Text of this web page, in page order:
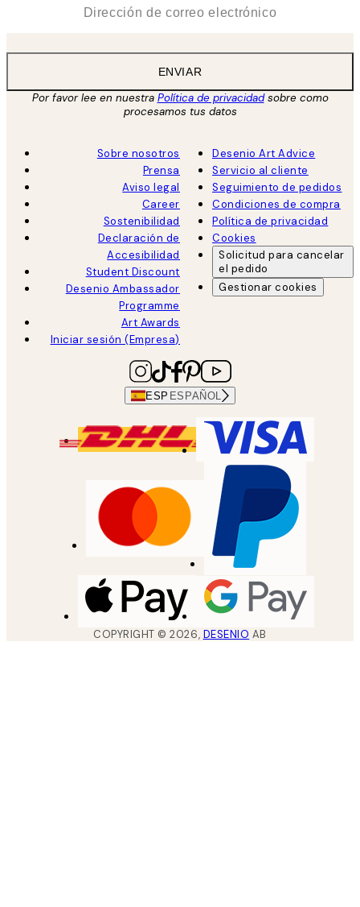
ENVIAR
Por favor lee en nuestra Política de privacidadsobre como
procesamos tus datos
Sobre nosotros
Prensa
Aviso legal
Career
Sostenibilidad
Declaración de
Accesibilidad
Student Discount
Desenio Ambassador
Programme
Art Awards
Iniciar sesión (Empresa)
Desenio Art Advice
Servicio al cliente
Seguimiento de pedidos
Condiciones de compra
Política de privacidad
Cookies
Solicitud para cancelar
el pedido
Gestionar cookies
ESP ESPAÑOL
COPYRIGHT ©2026, DESENIO AB